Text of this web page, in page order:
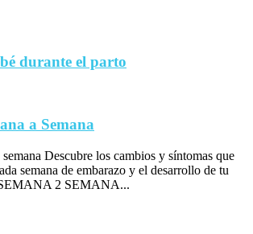
durante el parto
a Semana
Descubre los cambios y síntomas que
semana de embarazo y el desarrollo de tu
2 SEMANA...